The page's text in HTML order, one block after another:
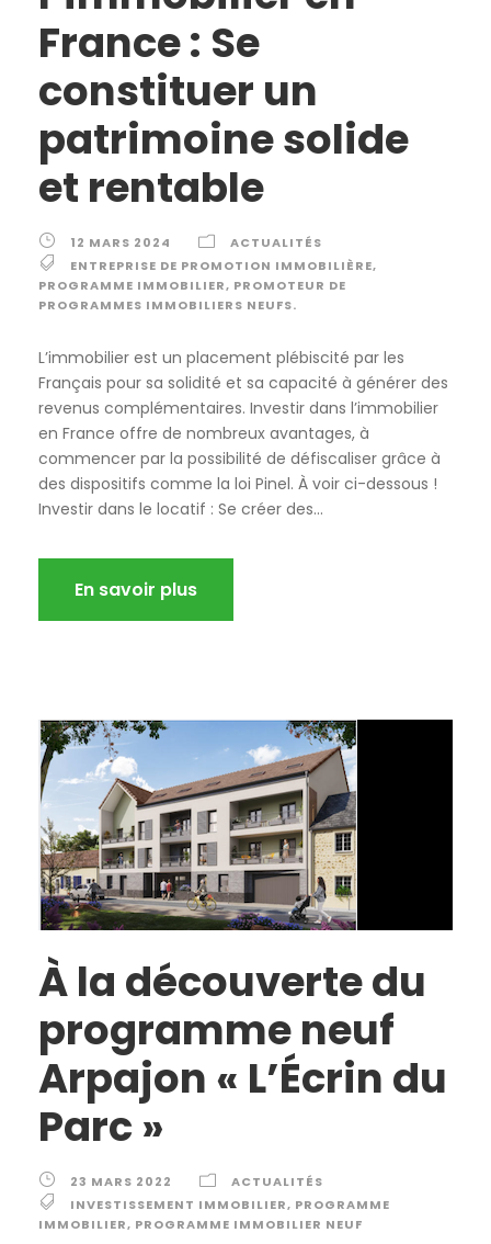
France : Se
constituer un
patrimoine solide
et rentable
12 MARS 2024
ACTUALITÉS
ENTREPRISE DE PROMOTION IMMOBILIÈRE,
PROGRAMME IMMOBILIER, PROMOTEUR DE
PROGRAMMES IMMOBILIERS NEUFS.
L’immobilier est un placement plébiscité par les
Français pour sa solidité et sa capacité à générer des
revenus complémentaires. Investir dans l’immobilier
en France offre de nombreux avantages, à
commencer par la possibilité de défiscaliser grâce à
des dispositifs comme la loi Pinel. À voir ci-dessous !
Investir dans le locatif : Se créer des...
En savoir plus
À la découverte du
programme neuf
Arpajon « L’Écrin du
Parc »
23 MARS 2022
ACTUALITÉS
INVESTISSEMENT IMMOBILIER, PROGRAMME
IMMOBILIER, PROGRAMME IMMOBILIER NEUF